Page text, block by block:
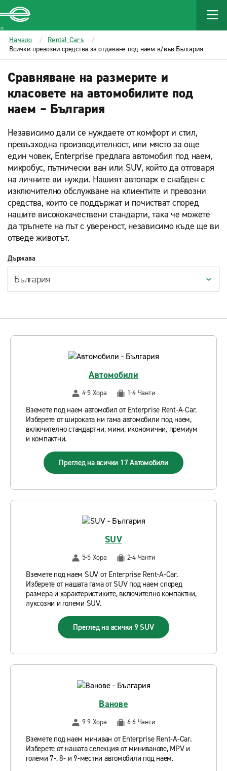
MAIN
CONTENT
Enterprise
Начало
Rental Cars
Всички превозни средства за отдаване под наем в/във България
Сравняване на размерите и
класовете на автомобилите под
наем – България
Независимо дали се нуждаете от комфорт и стил,
превъзходна производителност, или място за още
един човек, Enterprise предлага автомобил под наем,
микробус, пътнически ван или SUV, който да отговаря
на личните ви нужди. Нашият автопарк е снабден с
изключително обслужване на клиентите и превозни
средства, които се поддържат и почистват според
нашите висококачествени стандарти, така че можете
да тръгнете на път с увереност, независимо къде ще ви
отведе животът.
Държава
Автомобили
4-5 Хора 1-4 Чанти
Вземете под наем автомобил от Enterprise Rent-A-Car.
Изберете от широката ни гама автомобили под наем,
включително стандартни, мини, икономични, премиум
и компактни.
Преглед на всички 17 Автомобили
SUV
5-5 Хора 2-4 Чанти
Вземете под наем SUV от Enterprise Rent-A-Car.
Изберете от нашата гама от SUV под наем според
размера и характеристиките, включително компактни,
луксозни и големи SUV.
Преглед на всички 9 SUV
Ванове
9-9 Хора 6-6 Чанти
Вземете под наем миниван от Enterprise Rent-A-Car.
Изберете от нашата селекция от миниванове, MPV и
големи 7-, 8- и 9-местни автомобили под наем.